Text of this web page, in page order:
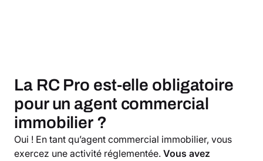
La RC Pro est-elle obligatoire
pour un agent commercial
immobilier ?
Oui ! En tant qu’agent commercial immobilier, vous
exercez une activité réglementée. Vous avez